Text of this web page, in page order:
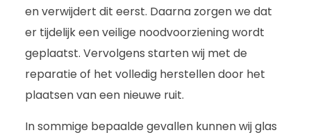
en verwijdert dit eerst. Daarna zorgen we dat
er tijdelijk een veilige noodvoorziening wordt
geplaatst. Vervolgens starten wij met de
reparatie of het volledig herstellen door het
plaatsen van een nieuwe ruit.
In sommige bepaalde gevallen kunnen wij glas